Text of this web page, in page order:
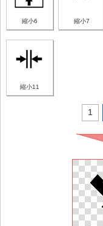
縮小6 縮小7
縮小11
1